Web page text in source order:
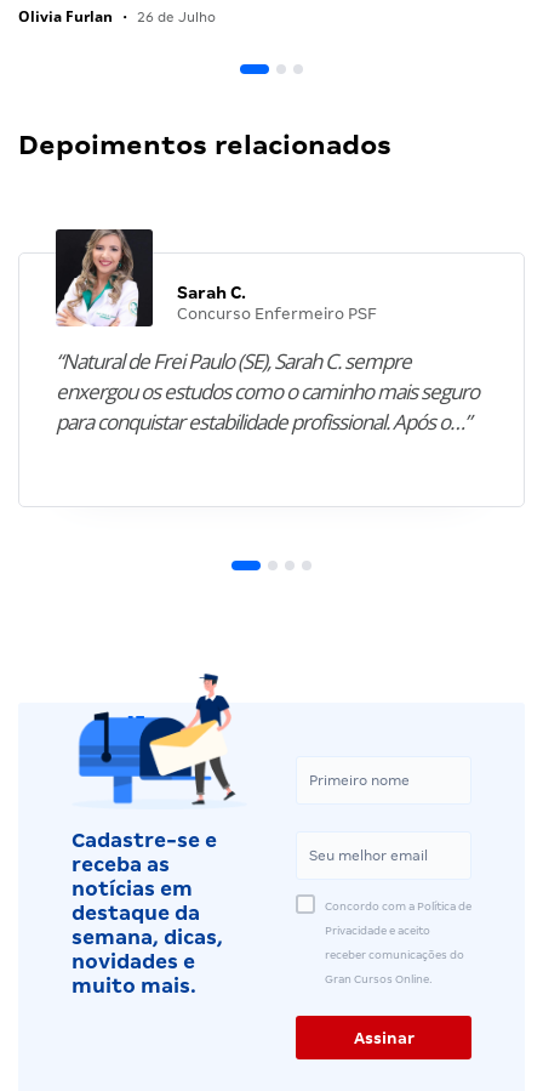
Olivia Furlan • 26 de Julho
Depoimentos relacionados
Sarah C.
Concurso Enfermeiro PSF
“Natural de Frei Paulo (SE), Sarah C. sempre
enxergou os estudos como o caminho mais seguro
para conquistar estabilidade profissional. Após o…”
Cadastre-se e
receba as
notícias em
destaque da
semana, dicas,
novidades e
muito mais.
Concordo com a Política de
Privacidade e aceito
receber comunicações do
Gran Cursos Online.